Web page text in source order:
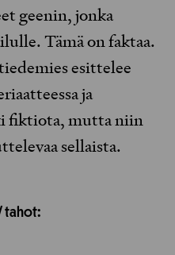
geenin, jonka
Tämä on faktaa.
esittelee
ja
fiktiota, mutta niin
sellaista.
tahot: